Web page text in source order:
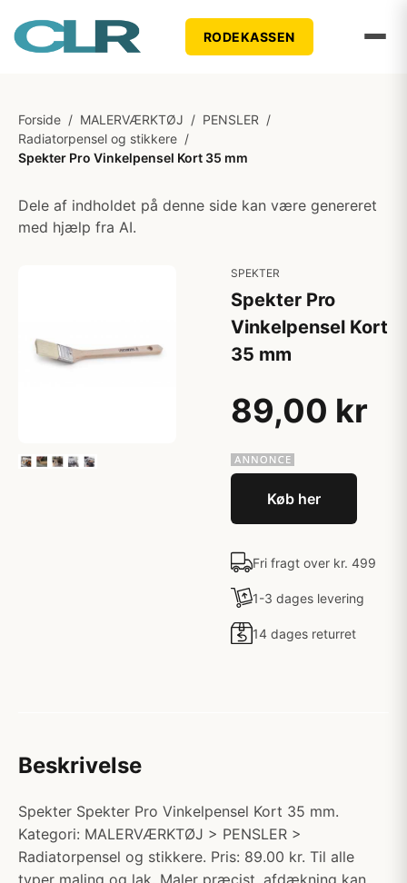
RODEKASSEN
Forside / MALERVÆRKTØJ / PENSLER /
Radiatorpensel og stikkere /
Spekter Pro Vinkelpensel Kort 35 mm
Dele af indholdet på denne side kan være genereret
med hjælp fra AI.
SPEKTER
Spekter Pro
Vinkelpensel Kort
35 mm
89,00 kr
Køb her
Fri fragt over kr. 499
1-3 dages levering
14 dages returret
Beskrivelse
Spekter Spekter Pro Vinkelpensel Kort 35 mm.
Kategori: MALERVÆRKTØJ > PENSLER >
Radiatorpensel og stikkere. Pris: 89.00 kr. Til alle
typer maling og lak. Maler præcist, afdækning kan